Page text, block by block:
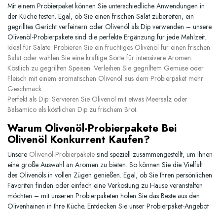
Mit einem Probierpaket können Sie unterschiedliche Anwendungen in
der Küche testen. Egal, ob Sie einen frischen Salat zubereiten, ein
gegrilltes Gericht verfeinern oder Olivenöl als Dip verwenden – unsere
Olivenöl-Probierpakete sind die perfekte Ergänzung für jede Mahlzeit.
Ideal für Salate: Probieren Sie ein fruchtiges Olivenöl für einen frischen
Salat oder wählen Sie eine kräftige Sorte für intensivere Aromen.
Köstlich zu gegrillten Speisen: Verleihen Sie gegrilltem Gemüse oder
Fleisch mit einem aromatischen Olivenöl aus dem Probierpaket mehr
Geschmack.
Perfekt als Dip: Servieren Sie Olivenöl mit etwas Meersalz oder
Balsamico als köstlichen Dip zu frischem Brot.
Warum Olivenöl-Probierpakete Bei
Olivenöl Konkurrent Kaufen?
Unsere Olivenöl-Probierpakete sind speziell zusammengestellt, um Ihnen
eine große Auswahl an Aromen zu bieten. So können Sie die Vielfalt
des Olivenöls in vollen Zügen genießen. Egal, ob Sie Ihren persönlichen
Favoriten finden oder einfach eine Verkostung zu Hause veranstalten
möchten – mit unseren Probierpaketen holen Sie das Beste aus den
Olivenhainen in Ihre Küche. Entdecken Sie unser Probierpaket-Angebot